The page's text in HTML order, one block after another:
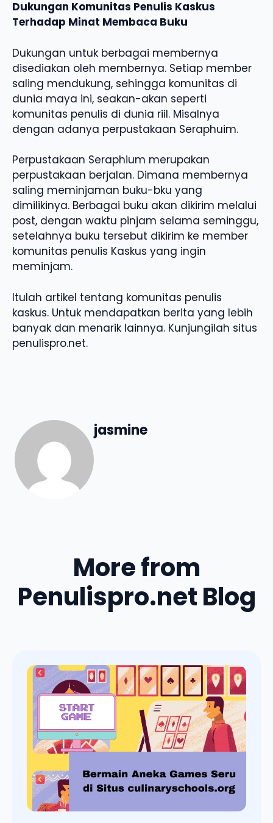
Dukungan Komunitas Penulis Kaskus
Terhadap Minat Membaca Buku
Dukungan untuk berbagai membernya
disediakan oleh membernya. Setiap member
saling mendukung, sehingga komunitas di
dunia maya ini, seakan-akan seperti
komunitas penulis di dunia riil. Misalnya
dengan adanya perpustakaan Seraphuim.
Perpustakaan Seraphium merupakan
perpustakaan berjalan. Dimana membernya
saling meminjaman buku-bku yang
dimilikinya. Berbagai buku akan dikirim melalui
post, dengan waktu pinjam selama seminggu,
setelahnya buku tersebut dikirim ke member
komunitas penulis Kaskus yang ingin
meminjam.
Itulah artikel tentang komunitas penulis
kaskus. Untuk mendapatkan berita yang lebih
banyak dan menarik lainnya. Kunjungilah situs
penulispro.net.
jasmine
More from
Penulispro.net Blog